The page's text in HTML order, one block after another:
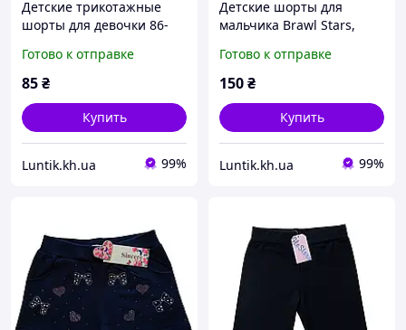
Детские трикотажные
шорты для девочки 86-
летние шорты на
резинке
Готово к отправке
85₴
Купить
Luntik.kh.ua 99%
Детские шорты для
мальчика Brawl Stars,
Готово к отправке
150₴
Купить
Luntik.kh.ua 99%